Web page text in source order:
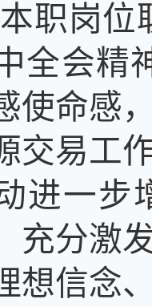
职岗位
全会精
使命感
交易工
进一步
充分激
想信念